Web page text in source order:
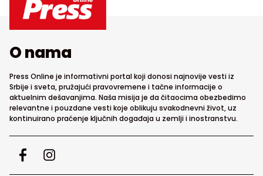
O nama
Press Online je informativni portal koji donosi najnovije vesti iz
Srbije i sveta, pružajući pravovremene i tačne informacije o
aktuelnim dešavanjima. Naša misija je da čitaocima obezbedimo
relevantne i pouzdane vesti koje oblikuju svakodnevni život, uz
kontinuirano praćenje ključnih događaja u zemlji i inostranstvu.